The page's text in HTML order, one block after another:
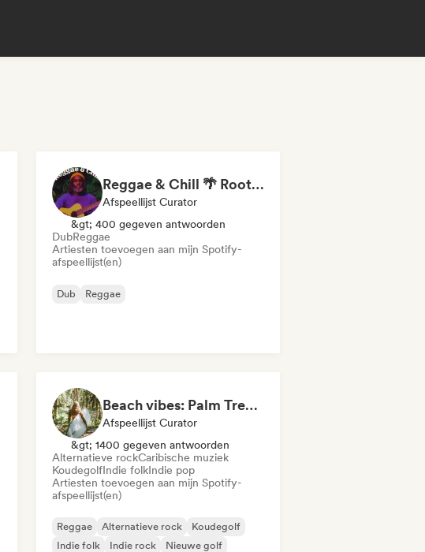
Reggae & Chill 🌴 Roots Reggae, Dancehall & Dub
Afspeellijst Curator
&gt; 400 gegeven antwoorden
DubReggae
Artiesten toevoegen aan mijn Spotify-
afspeellijst(en)
Dub Reggae
Beach vibes: Palm Tree Breezes 🌴 Indie Folk, Acoustic & Singer-Songwriter
Afspeellijst Curator
&gt; 1400 gegeven antwoorden
Alternatieve rockCaribische muziek
KoudegolfIndie folkIndie pop
Artiesten toevoegen aan mijn Spotify-
afspeellijst(en)
Reggae Alternatieve rock
Koudegolf
Indie folk
Indie rock
Nieuwe golf